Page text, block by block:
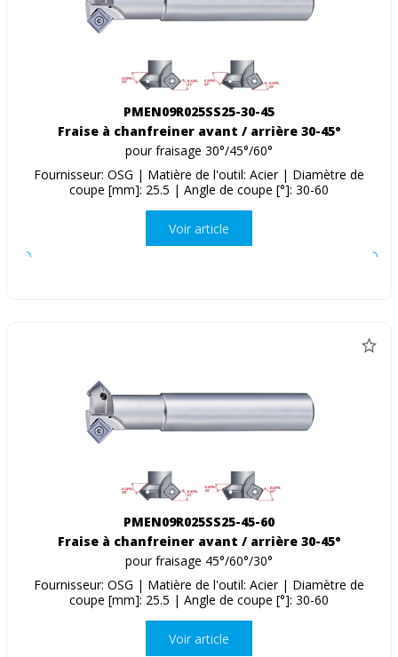
PMEN09R025SS25-30-45
Fraise à chanfreiner avant / arrière 30-45°
pour fraisage 30°/45°/60°
Fournisseur: OSG | Matière de l'outil: Acier | Diamètre de
coupe [mm]: 25.5 | Angle de coupe [°]: 30-60
Voir article
PMEN09R025SS25-45-60
Fraise à chanfreiner avant / arrière 30-45°
pour fraisage 45°/60°/30°
Fournisseur: OSG | Matière de l'outil: Acier | Diamètre de
coupe [mm]: 25.5 | Angle de coupe [°]: 30-60
Voir article